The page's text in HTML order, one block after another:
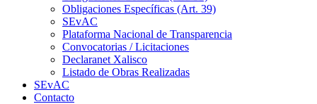
Obligaciones Específicas (Art. 39)
SEvAC
Plataforma Nacional de Transparencia
Convocatorias / Licitaciones
Declaranet Xalisco
Listado de Obras Realizadas
SEvAC
Contacto